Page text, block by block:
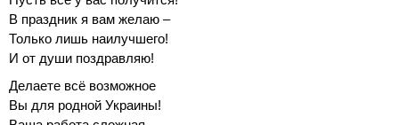
В праздник я вам желаю –
Только лишь наилучшего!
И от души поздравляю!
Делаете всё возможное
Вы для родной Украины!